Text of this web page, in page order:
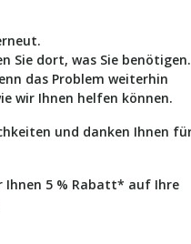
Sie dort, was Sie benötigen.
das Problem weiterhin
wir Ihnen helfen können.
und danken Ihnen
Ihnen 5 % Rabatt* auf Ihre